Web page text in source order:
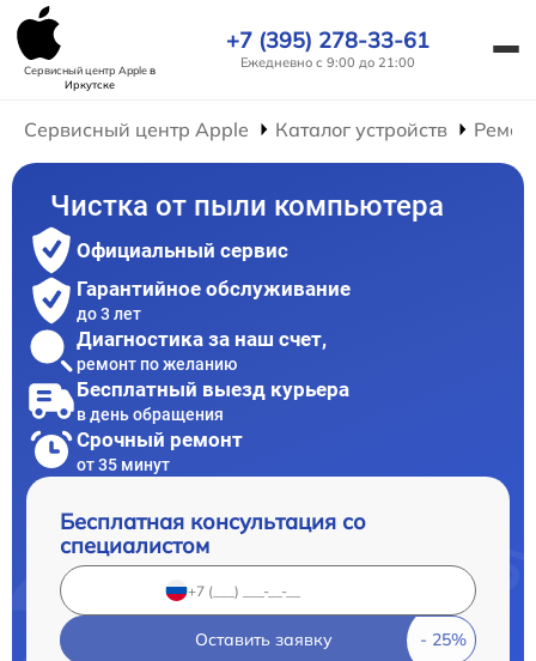
Сервисный центр Appleв
Иркутске
+7 (395) 278-33-61
Ежедневно с 9:00 до 21:00
Сервисный центр Apple Каталог устройств
Чистка от пыли компьютера
Официальный сервис
Гарантийное обслуживание
до 3 лет
Диагностика за наш счет,
ремонт по желанию
Бесплатный выезд курьера
в день обращения
Срочный ремонт
от 35 минут
Бесплатная консультация со
специалистом
Оставить заявку